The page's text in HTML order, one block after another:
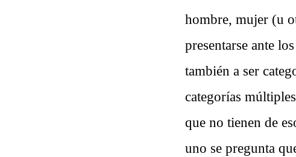
hombre, mujer (u
presentarse ante
también a ser
categorías
que no tienen de
uno se pregunta